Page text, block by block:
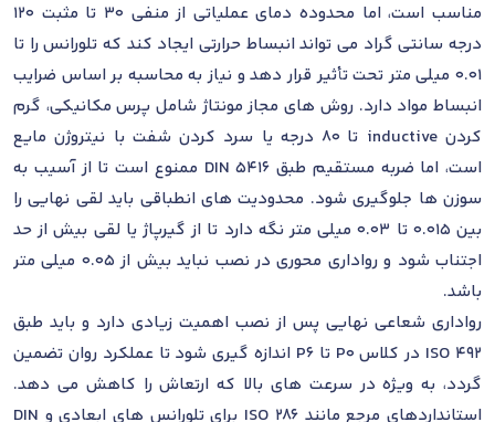
مناسب است، اما محدوده دمای عملیاتی از منفی 30 تا مثبت 120
درجه سانتی گراد می تواند انبساط حرارتی ایجاد کند که تلورانس را تا
0.01 میلی متر تحت تأثیر قرار دهد و نیاز به محاسبه بر اساس ضرایب
انبساط مواد دارد. روش های مجاز مونتاژ شامل پرس مکانیکی، گرم
کردن inductive تا 80 درجه یا سرد کردن شفت با نیتروژن مایع
است، اما ضربه مستقیم طبق DIN 5416 ممنوع است تا از آسیب به
سوزن ها جلوگیری شود. محدودیت های انطباقی باید لقی نهایی را
بین 0.015 تا 0.03 میلی متر نگه دارد تا از گیرپاژ یا لقی بیش از حد
اجتناب شود و رواداری محوری در نصب نباید بیش از 0.05 میلی متر
باشد.
رواداری شعاعی نهایی پس از نصب اهمیت زیادی دارد و باید طبق
ISO 492 در کلاس P0 تا P6 اندازه گیری شود تا عملکرد روان تضمین
گردد، به ویژه در سرعت های بالا که ارتعاش را کاهش می دهد.
استانداردهای مرجع مانند ISO 286 برای تلورانس های ابعادی و DIN